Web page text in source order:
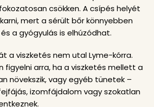
csökken. A csípés helyét
mert a sérült bőr könnyebben
a gyógyulás is elhúzódhat.
a viszketés nem utal Lyme-kórra.
figyelni arra, ha a viszketés mellett a
növekszik, vagy egyéb tünetek –
izomfájdalom vagy szokatlan